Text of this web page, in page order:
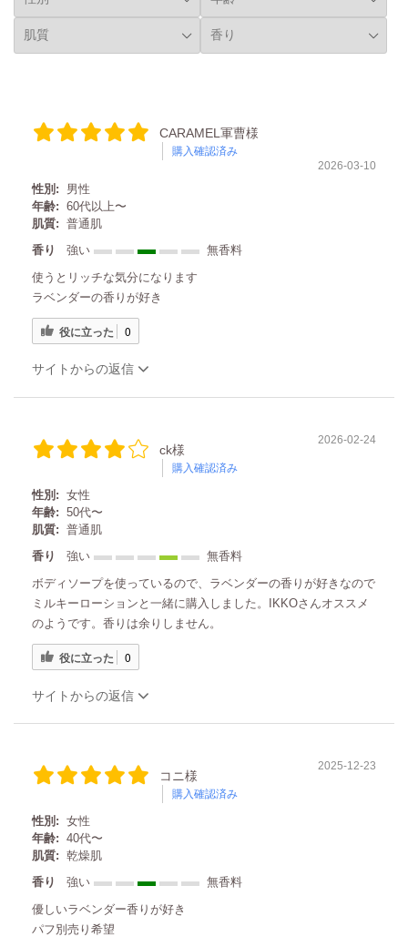
CARAMEL軍曹様
購入確認済み
2026-03-10
性別:
男性
年齢: 60代以上〜
肌質: 普通肌
香り
強い
無香料
使うとリッチな気分になります
ラベンダーの香りが好き
役に立った 0
サイトからの返信
ck様
購入確認済み
2026-02-24
性別: 女性
年齢: 50代〜
肌質: 普通肌
香り
強い
無香料
ボディソープを使っているので、ラベンダーの香りが好きなので
ミルキーローションと一緒に購入しました。IKKOさんオススメ
のようです。香りは余りしません。
役に立った 0
サイトからの返信
コニ様
購入確認済み
2025-12-23
性別: 女性
年齢: 40代〜
肌質: 乾燥肌
香り
強い
無香料
優しいラベンダー香りが好き
パフ別売り希望